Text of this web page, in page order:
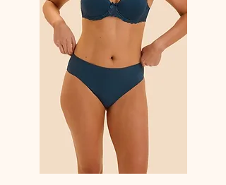
élastane
Référence fabricant : 10068838